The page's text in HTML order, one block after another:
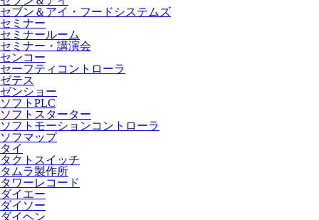
セブン＆アイ・フードシステムズ
セミナー
セミナールーム
セミナー・講演会
センコー
セーフティコントローラ
ゼテス
ゼンショー
ソフトPLC
ソフトスターター
ソフトモーションコントローラ
ソフマップ
タイ
タクトスイッチ
タムラ製作所
タワーレコード
ダイエー
ダイソー
ダイヘン